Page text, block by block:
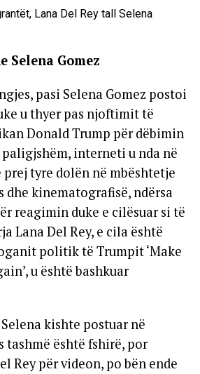
Selena Gomez
pasi Selena Gomez postoi
u thyer pas njoftimit të
Donald Trump për dëbimin
interneti u nda në
prej tyre dolën në mbështetje
kinematografisë, ndërsa
reagimin duke e cilësuar si të
Lana Del Rey, e cila është
politik të Trumpit ‘Make
u është bashkuar
kishte postuar në
tashmë është fshirë, por
Rey për videon, po bën ende